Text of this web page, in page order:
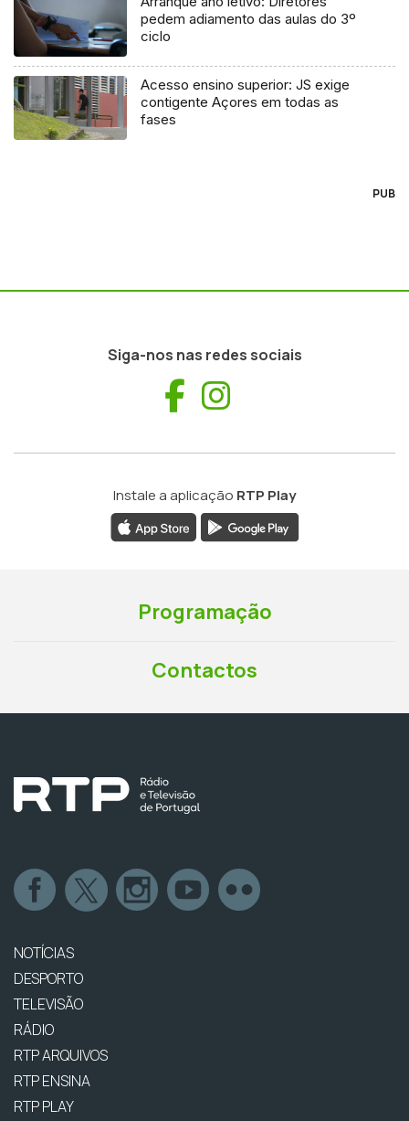
pedem adiamento das aulas do 3º
ciclo
Acesso ensino superior: JS exige
contigente Açores em todas as
fases
PUB
Siga-nos nas redes sociais
Facebook
Instale a aplicação RTP Play
Programação
Contactos
NOTÍCIAS
DESPORTO
TELEVISÃO
RÁDIO
RTP ARQUIVOS
RTP ENSINA
RTP PLAY